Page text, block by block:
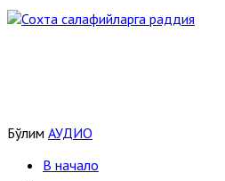
Бўлим АУДИО
В начало